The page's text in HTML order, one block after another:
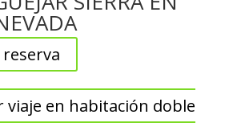
reserva
viaje en habitación doble